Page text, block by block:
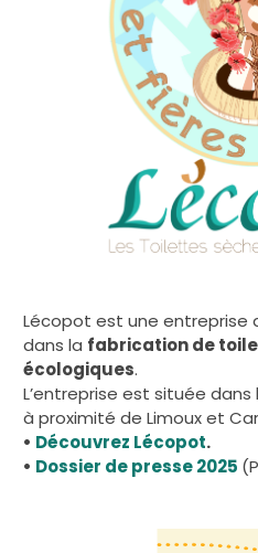
Lécopot est une entreprise
dans la fabrication de
écologiques.
L’entreprise est située
à proximité de Limoux et
• Découvrez Lécopot.
• Dossier de presse 2025